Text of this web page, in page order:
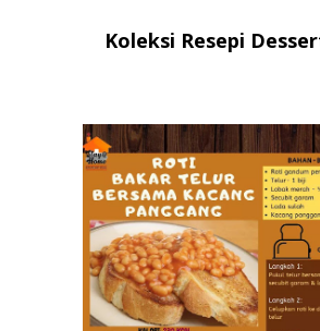
Koleksi Resepi